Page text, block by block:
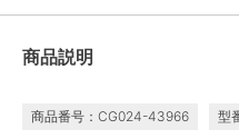
商品説明
商品番号：CG024-43966 型